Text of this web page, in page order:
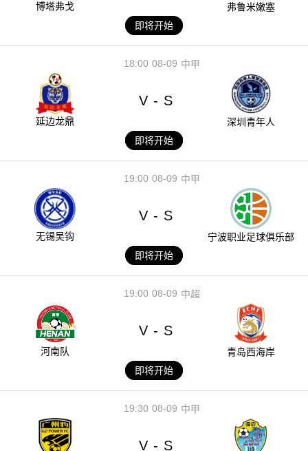
博塔弗戈
弗鲁米嫩塞
即将开始
08-09
18:00 中甲
延边龙鼎
V - S
深圳青年人
即将开始
08-09
19:00 中甲
无锡吴钩
V - S
宁波职业足球俱乐部
即将开始
08-09
19:00 中超
河南队
V - S
青岛西海岸
即将开始
08-09
19:30 中甲
V - S